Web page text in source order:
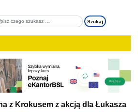
z Krokusem z akcją dla Łukasza